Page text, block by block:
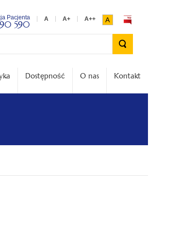
Pacjenta
590 A
Dostępność O nas Kontakt